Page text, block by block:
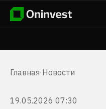
Главная·Новости
19.05.2026 07:30